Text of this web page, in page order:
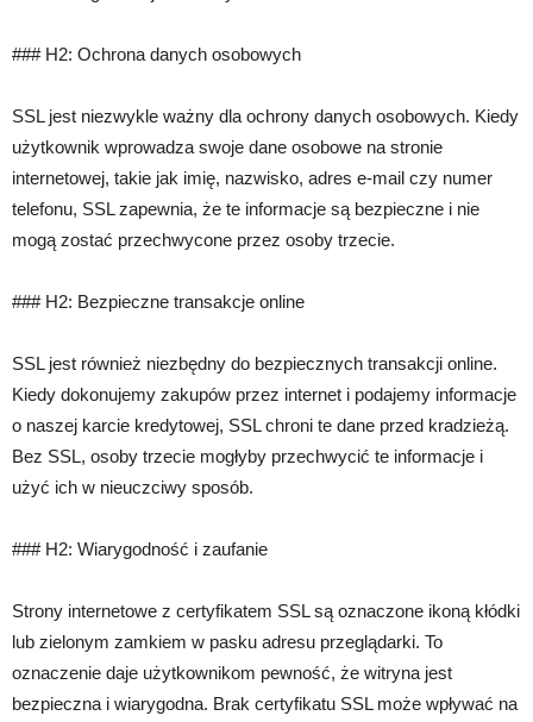
### H2: Ochrona danych osobowych
SSL jest niezwykle ważny dla ochrony danych osobowych. Kiedy
użytkownik wprowadza swoje dane osobowe na stronie
internetowej, takie jak imię, nazwisko, adres e-mail czy numer
telefonu, SSL zapewnia, że te informacje są bezpieczne i nie
mogą zostać przechwycone przez osoby trzecie.
### H2: Bezpieczne transakcje online
SSL jest również niezbędny do bezpiecznych transakcji online.
Kiedy dokonujemy zakupów przez internet i podajemy informacje
o naszej karcie kredytowej, SSL chroni te dane przed kradzieżą.
Bez SSL, osoby trzecie mogłyby przechwycić te informacje i
użyć ich w nieuczciwy sposób.
### H2: Wiarygodność i zaufanie
Strony internetowe z certyfikatem SSL są oznaczone ikoną kłódki
lub zielonym zamkiem w pasku adresu przeglądarki. To
oznaczenie daje użytkownikom pewność, że witryna jest
bezpieczna i wiarygodna. Brak certyfikatu SSL może wpływać na